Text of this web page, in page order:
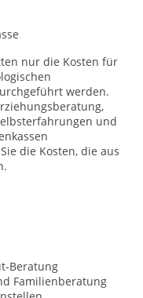
nur die Kosten für
werden.
und
die Kosten, die aus
Beratung
Familienberatung